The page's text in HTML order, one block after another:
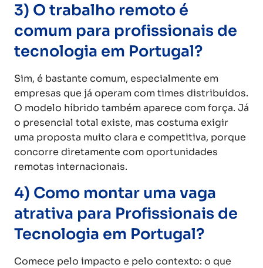
3) O trabalho remoto é
comum para profissionais de
tecnologia em Portugal?
Sim, é bastante comum, especialmente em
empresas que já operam com times distribuídos.
O modelo híbrido também aparece com força. Já
o presencial total existe, mas costuma exigir
uma proposta muito clara e competitiva, porque
concorre diretamente com oportunidades
remotas internacionais.
4) Como montar uma vaga
atrativa para Profissionais de
Tecnologia em Portugal?
Comece pelo impacto e pelo contexto: o que